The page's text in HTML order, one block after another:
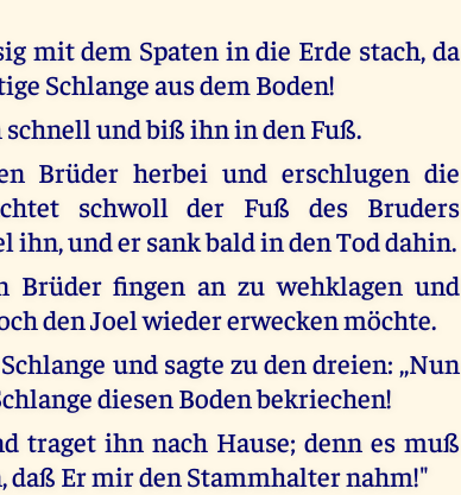
mit dem Spaten in die Erde stach, da
Schlange aus dem Boden!
schnell und biß ihn in den Fuß.
Brüder herbei und erschlugen die
schwoll der Fuß des Bruders
ihn, und er sank bald in den Tod dahin.
Brüder fingen an zu wehklagen und
den Joel wieder erwecken möchte.
und sagte zu den dreien: ,,Nun
diesen Boden bekriechen!
traget ihn nach Hause; denn es muß
daß Er mir den Stammhalter nahm!"